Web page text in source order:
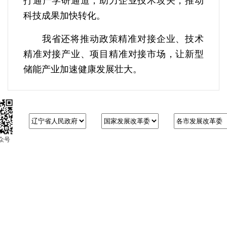
科技成果加快转化。
我省还将推动政策精准对接企业、技术
精准对接产业、项目精准对接市场，让新型
储能产业加速健康发展壮大。
号